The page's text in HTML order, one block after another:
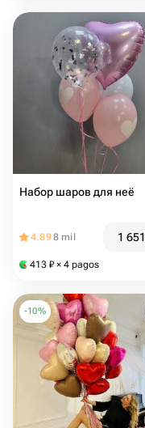
Набор шаров для неё
4.898 mil 1 651
413 ₽ × 4 pagos
-10%